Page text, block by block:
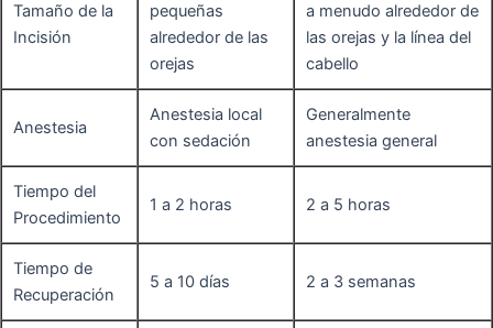
Tamaño de la
Incisión
pequeñas
alrededor de las
orejas
a menudo alrededor de
las orejas y la línea del
cabello
Anestesia
Anestesia local
con sedación
Generalmente
anestesia general
Tiempo del
Procedimiento
1 a 2 horas 2 a 5 horas
Tiempo de
Recuperación
5 a 10 días 2 a 3 semanas